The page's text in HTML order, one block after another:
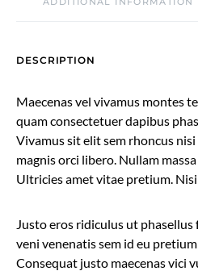
DESCRIPTION
Maecenas vel vivamus montes
quam consectetuer dapibus
Vivamus sit elit sem rhoncus
magnis orci libero. Nullam
Ultricies amet vitae pretium.
Justo eros ridiculus ut
veni venenatis sem id eu
Consequat justo maecenas vici